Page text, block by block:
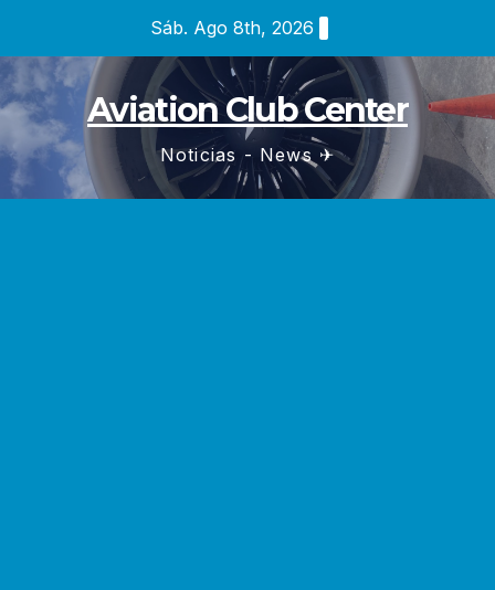
contenido
Sáb. Ago 8th, 2026
Aviation Club Center
Noticias - News ✈